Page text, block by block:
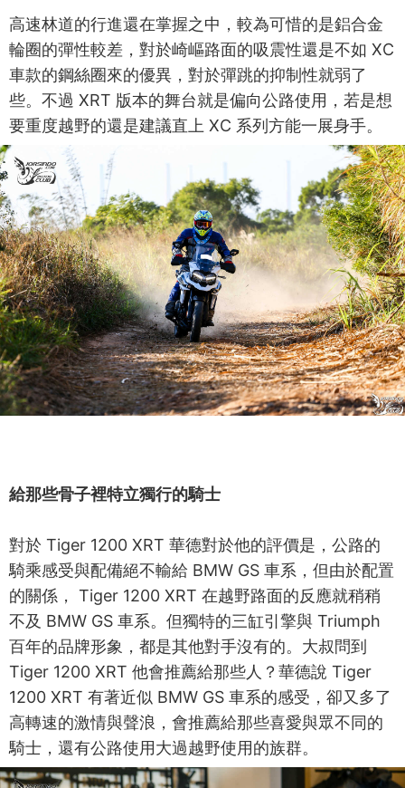
高速林道的行進還在掌握之中，較為可惜的是鋁合金
輪圈的彈性較差，對於崎嶇路面的吸震性還是不如 XC
車款的鋼絲圈來的優異，對於彈跳的抑制性就弱了
些。不過 XRT 版本的舞台就是偏向公路使用，若是想
要重度越野的還是建議直上 XC 系列方能一展身手。
給那些骨子裡特立獨行的騎士
對於 Tiger 1200 XRT 華德對於他的評價是，公路的
騎乘感受與配備絕不輸給 BMW GS 車系，但由於配置
的關係， Tiger 1200 XRT 在越野路面的反應就稍稍
不及 BMW GS 車系。但獨特的三缸引擎與 Triumph
百年的品牌形象，都是其他對手沒有的。大叔問到
Tiger 1200 XRT 他會推薦給那些人？華德說 Tiger
1200 XRT 有著近似 BMW GS 車系的感受，卻又多了
高轉速的激情與聲浪，會推薦給那些喜愛與眾不同的
騎士，還有公路使用大過越野使用的族群。